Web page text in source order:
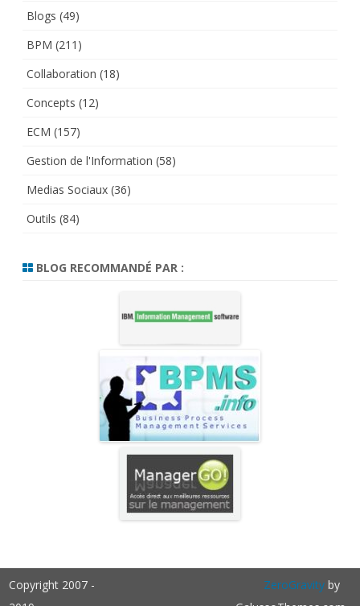
Blogs (49)
BPM (211)
Collaboration (18)
Concepts (12)
ECM (157)
Gestion de l'Information (58)
Medias Sociaux (36)
Outils (84)
BLOG RECOMMANDÉ PAR :
Copyright 2007 -
ZeroGravityby